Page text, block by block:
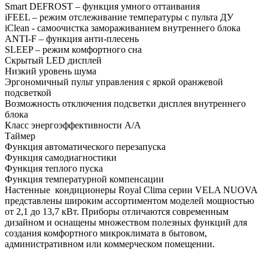
Smart DEFROST – функция умного оттаивания
iFEEL – режим отслеживание температуры с пульта ДУ
iClean - cамоочистка замораживанием внутреннего блока
ANTI-F – функция анти-плесень
SLEEP – режим комфортного сна
Скрытый LED дисплей
Низкий уровень шума
Эргономичный пульт управления с яркой оранжевой
подсветкой
Возможность отключения подсветки дисплея внутреннего
блока
Класс энергоэффективности A/A
Таймер
Функция автоматического перезапуска
Функция самодиагностики
Функция теплого пуска
Функция температурной компенсации
Настенные кондиционеры Royal Clima серии VELA NUOVA
представлены широким ассортиментом моделей мощностью
от 2,1 до 13,7 кВт. Приборы отличаются современным
дизайном и оснащены множеством полезных функций для
создания комфортного микроклимата в бытовом,
административном или коммерческом помещении.